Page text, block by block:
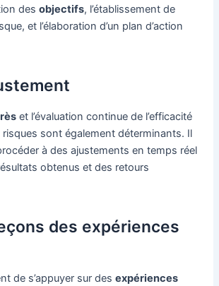
desobjectifs, l’établissement de
et l’élaboration d’un plan d’action
et l’évaluation continue de l’efficacité
sont également déterminants. Il
à des ajustements en temps réel
obtenus et des retours
des expériences
de s’appuyer sur desexpériences